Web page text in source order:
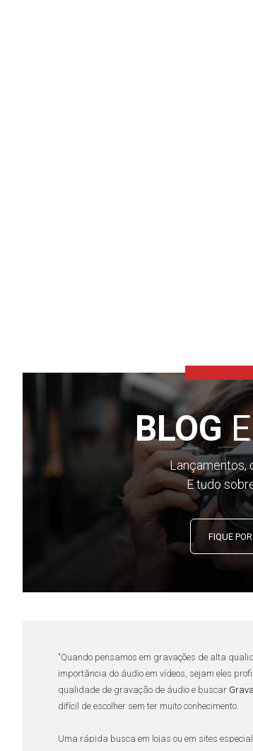
BLOG
Lançamentos,
E tudo
FIQUE
"Quando pensamos em gravações de alta
importância do áudio em vídeos, sejam eles
qualidade de gravação de áudio e buscar
difícil de escolher sem ter muito conhecimento.
Uma rápida busca em lojas ou em sites